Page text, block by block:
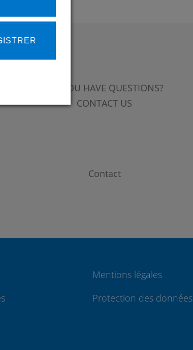
DO YOU HAVE QUESTIONS?
CONTACT US
Contact
Mentions légales
Protection des données